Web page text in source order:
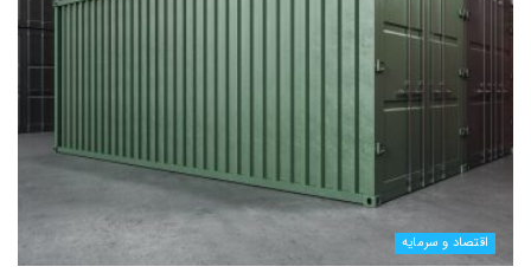
اقتصاد و سرمایه